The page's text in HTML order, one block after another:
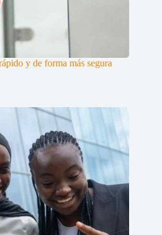
y de forma más segura